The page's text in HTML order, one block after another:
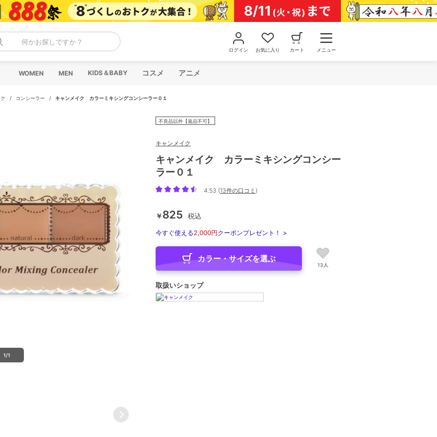
何かお探しですか？
ログイン お気に入り カート メニュー
WOMEN MEN KIDS＆BABY コスメ アニメ
/ コンシーラー / キャンメイク カラーミキシングコンシーラー０１
1/1
不良品以外【返品不可】
キャンメイク
キャンメイク カラーミキシングコンシー
ラー０１
4.53 (13件の口コミ )
￥825 税込
今すぐ使える2,000円クーポンプレゼント！ >
カラー・サイズを選ぶ
13人
取扱いショップ